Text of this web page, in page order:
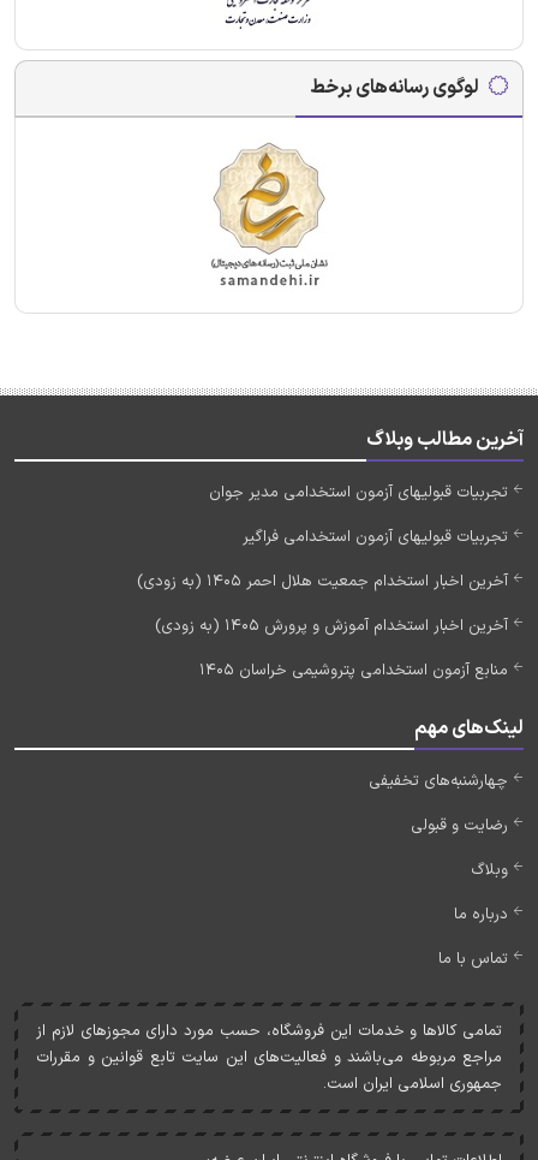
لوگوی رسانه‌های برخط
آخرین مطالب وبلاگ
تجربیات قبولیهای آزمون استخدامی مدیر جوان
تجربیات قبولیهای آزمون استخدامی فراگیر
آخرین اخبار استخدام جمعیت هلال احمر 1405 (به زودی)
آخرین اخبار استخدام آموزش و پرورش 1405 (به زودی)
منابع آزمون استخدامی پتروشیمی خراسان 1405
لینک‌های مهم
چهارشنبه‌های تخفیفی
رضایت و قبولی
وبلاگ
درباره ما
تماس با ما
تمامی کالاها و خدمات اين فروشگاه، حسب مورد دارای مجوزهای لازم از
مراجع مربوطه می‌باشند و فعاليت‌های اين سايت تابع قوانين و مقررات
جمهوری اسلامی ايران است.